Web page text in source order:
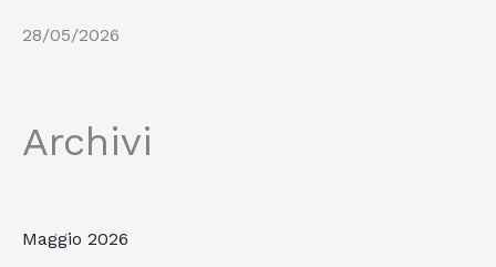
28/05/2026
Archivi
Maggio 2026